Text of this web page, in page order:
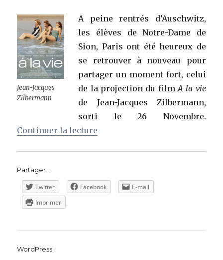
Jean-Jacques
Zilbermann
A peine rentrés d’Auschwitz,
les élèves de Notre-Dame de
Sion, Paris ont été heureux de
se retrouver à nouveau pour
partager un moment fort, celui
de la projection du filmA la vie
de Jean-Jacques Zilbermann,
sorti le 26 Novembre.
Continuer la lecture
Partager :
Twitter Facebook
E-mail
Imprimer
WordPress: